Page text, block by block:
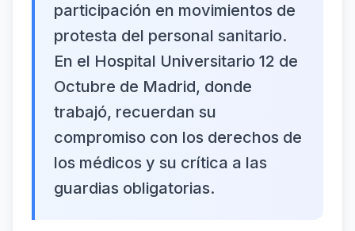
participación en movimientos de
protesta del personal sanitario.
En el Hospital Universitario 12 de
Octubre de Madrid, donde
trabajó, recuerdan su
compromiso con los derechos de
los médicos y su crítica a las
guardias obligatorias.